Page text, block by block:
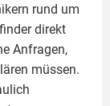
rund um
direkt
Anfragen,
müssen.